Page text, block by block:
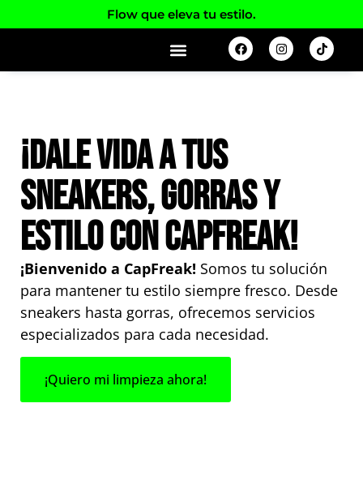
Flow que eleva tu estilo.
¡Dale vida a tus
sneakers, gorras y
estilo con CapFreak!
¡Bienvenido a CapFreak! Somos tu solución
para mantener tu estilo siempre fresco. Desde
sneakers hasta gorras, ofrecemos servicios
especializados para cada necesidad.
¡Quiero mi limpieza ahora!